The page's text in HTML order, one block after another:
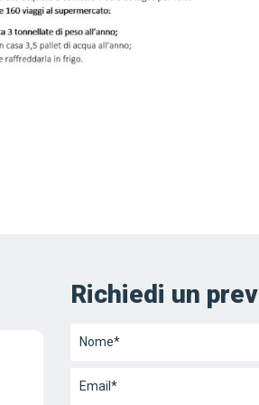
solerte collaboratore Matteo,
Richiedi un
Nome *
Email *